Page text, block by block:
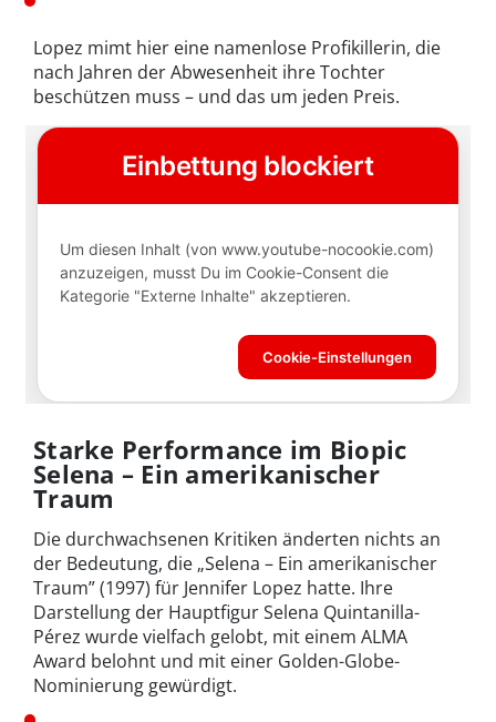
Lopez mimt hier eine namenlose Profikillerin, die
nach Jahren der Abwesenheit ihre Tochter
beschützen muss – und das um jeden Preis.
Starke Performance im Biopic
Selena – Ein amerikanischer
Traum
Die durchwachsenen Kritiken änderten nichts an
der Bedeutung, die „Selena – Ein amerikanischer
Traum” (1997) für Jennifer Lopez hatte. Ihre
Darstellung der Hauptfigur Selena Quintanilla-
Pérez wurde vielfach gelobt, mit einem ALMA
Award belohnt und mit einer Golden-Globe-
Nominierung gewürdigt.